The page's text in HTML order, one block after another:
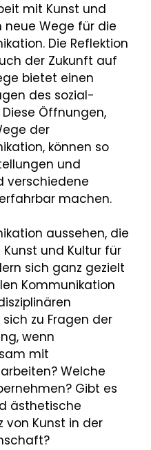
mit Kunst und
Wege für die
Die Reflektion
der Zukunft auf
bietet einen
des sozial-
Öffnungen,
der
können so
und
verschiedene
machen.
aussehen, die
und Kultur für
sich ganz gezielt
Kommunikation
zu Fragen der
wenn
mit
Welche
Gibt es
ästhetische
von Kunst in der